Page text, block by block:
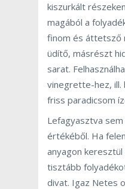
kiszurkált
magából a
finom és áttetsző
üdítő, másrészt
sarat.
vinegrette-hez, ill.
friss paradicsom
Lefagyasztva
értékéből. Ha
anyagon
tisztább
divat. Igaz Netes